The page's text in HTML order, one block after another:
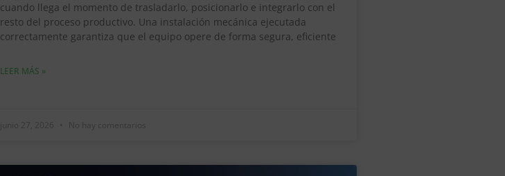
cuando llega el momento de trasladarlo, posicionarlo e integrarlo con el
resto del proceso productivo. Una instalación mecánica ejecutada
correctamente garantiza que el equipo opere de forma segura, eficiente
LEER MÁS »
junio 27, 2026 No hay comentarios